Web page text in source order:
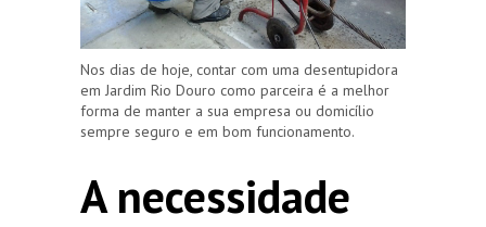
Nos dias de hoje, contar com uma desentupidora
em Jardim Rio Douro como parceira é a melhor
forma de manter a sua empresa ou domicílio
sempre seguro e em bom funcionamento.
A necessidade